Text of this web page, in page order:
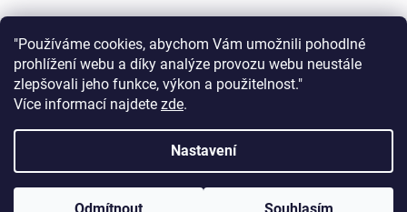
"Používáme cookies, abychom Vám umožnili pohodlné
prohlížení webu a díky analýze provozu webu neustále
zlepšovali jeho funkce, výkon a použitelnost."
Více informací najdete zde.
Nastavení
DOVOLENÁ 1.8. - 11.8. 2026. Vážení zákazníci, ve dnech 1.8. - 11.8.
2026 čerpáme dovolenou. Vaše došlé objednávky budeme
. Všechna práva vyhrazena.